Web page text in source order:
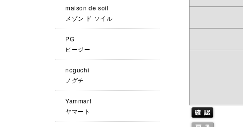
maison de soil
メゾン ド ソイル
PG
ピージー
noguchi
ノグチ
Yammart
ヤマート